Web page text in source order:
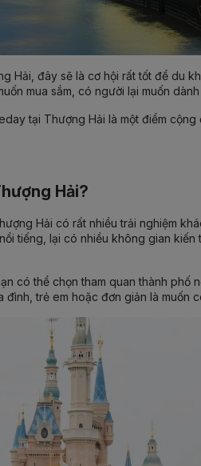
Hải , đây sẽ là cơ hội rất tốt để du
mua sắm, có người lại muốn
tại Thượng Hải là một điểm
Hải?
Hải có rất nhiều trải nghiệm
tiếng, lại có nhiều không gian
có thể chọn tham quan thành phố
trẻ em hoặc đơn giản là muốn